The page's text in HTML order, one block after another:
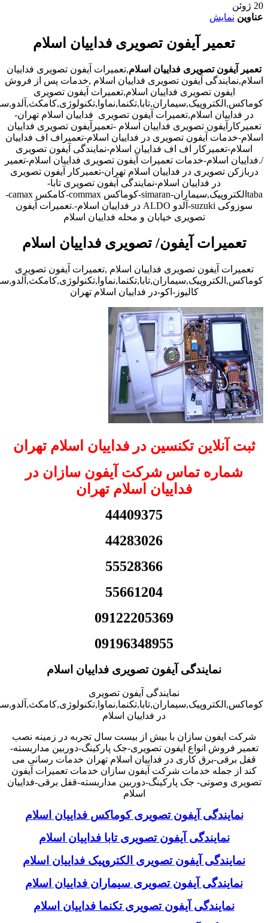
20 ژوئن
عناوین نمایش
تعمیر آیفون تصویری فداییان اسلام
تعمیر آیفون تصویری فداییان اسلام,تعمیرات آیفون تصویری فداییان
اسلام,نمایندگی آیفون تصویری فداییان اسلام ,خدمات پس از فروش
ایفون تصویری فداییان اسلام,تعمیرات آیفون تصویری
در فداییان اسلام,تعمیرات آیفون تصویری فداییان اسلام تهران-
تعمیرکارآیفون تصویری فداییان اسلام -تعمیرآیفون تصویری فداییان
اسلام-خدمات آیفون تصویری در فداییان اسلام-تعمیراف اف فداییان
اسلام-تعمیرکار اف اف فداییان اسلام-نمایندگی آیفون تصویری
/.فداییان اسلام-خدمات تعمیرات آیفون تصویری فداییان اسلام-تعمیر
دربازکن تصویری در فداییان اسلام تهران-تعمیرکار آیفون تصویری
در فداییان اسلام-نمایندگی آیفون تصویری تابا-
tabaالکتروپیک,سیماران-simaran-کوماکس commax-کامکس camax-
سوزوکی suzuki-آلدو ALDO در فداییان اسلام-.تعمیرات آیفون
تصویری خیابان و محله فداییان اسلام
تعمیرات آیفون/ تصویری فداییان اسلام
تعمیرات آیفون تصویری فداییان اسلام ,تعمیرات آیفون تصویری
کالیوز-اکو-در فداییان اسلام تهران
ثبت آنلاین تکنسین در فداییان اسلام تهران
شماره تماس شرکت آیفون سازان در
فداییان اسلام تهران
44409375
44283026
55528366
55661204
09122205369
09196348955
نمایندگی آیفون تصویری فداییان اسلام
نمایندگی آیفون تصویری
در فداییان اسلام
شرکت ایفون سازان با بیش از بیست سال تجربه در زمینه نصب
تعمیر فروش انواع ایفون تصویری-جک پارکینگ-دوربین مداربسته-
قفل برقی-برق کاری در فداییان اسلام تهران خدمات رسانی می
کند از جمله خدمات شرکت آیفون سازان خدمات تعمیرات آیفون
تصویری وصوتی- جک پارکینگ-دوربین مداربسته-قفل برقی-فداییان
اسلام
نمایندگی آیفون تصویری کوماکس فداییان اسلام
نمایندگی آیفون تصویری تابا فداییان اسلام
نمایندگی آیفون تصویری الکتروپیک فداییان اسلام
نمایندگی آیفون تصویری سیماران فداییان اسلام
نمایندگی آیفون تصویری تکنما فداییان اسلام